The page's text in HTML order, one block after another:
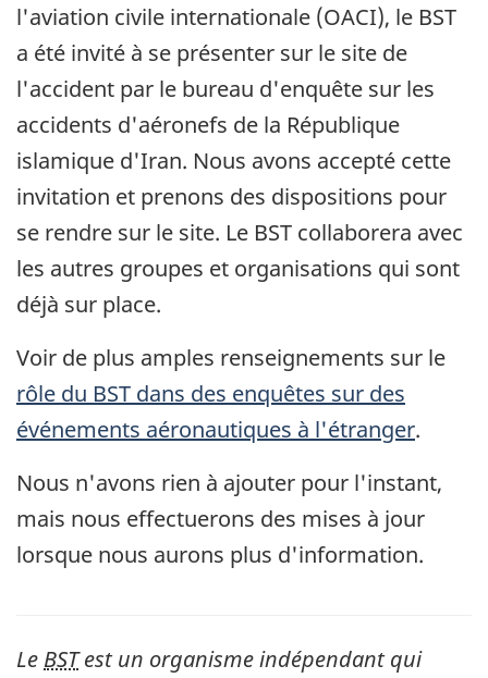
l'aviation civile internationale (OACI), le BST
a été invité à se présenter sur le site de
l'accident par le bureau d'enquête sur les
accidents d'aéronefs de la République
islamique d'Iran. Nous avons accepté cette
invitation et prenons des dispositions pour
se rendre sur le site. Le BST collaborera avec
les autres groupes et organisations qui sont
déjà sur place.
Voir de plus amples renseignements sur le
rôle du BST dans des enquêtes sur des
événements aéronautiques à l'étranger.
Nous n'avons rien à ajouter pour l'instant,
mais nous effectuerons des mises à jour
lorsque nous aurons plus d'information.
Le BSTest un organisme indépendant qui